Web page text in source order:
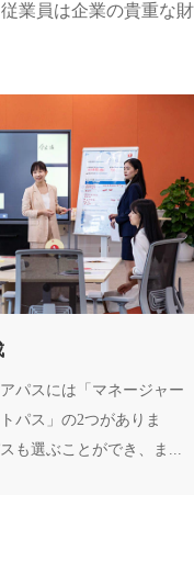
従業員は企業の貴重な
パスには「マネージャー
パス」の2つがありま
も選ぶことができ、ま...